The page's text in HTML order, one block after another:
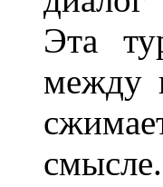
Эта
между
смысле.